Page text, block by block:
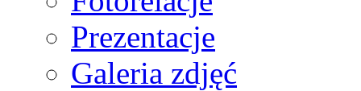
Prezentacje
Galeria zdjęć